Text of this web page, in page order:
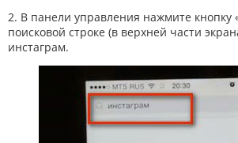
2. В панели управления нажмите кнопку
поисковой строке (в верхней части
инстаграм.